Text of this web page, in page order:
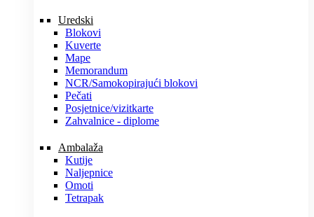
Uredski
Blokovi
Kuverte
Mape
Memorandum
NCR/Samokopirajući blokovi
Pečati
Posjetnice/vizitkarte
Zahvalnice - diplome
Ambalaža
Kutije
Naljepnice
Omoti
Tetrapak